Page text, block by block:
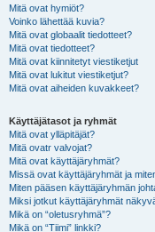
Mitä ovat hymiöt?
Voinko lähettää kuvia?
Mitä ovat globaalit tiedotteet?
Mitä ovat tiedotteet?
Mitä ovat kiinnitetyt viestiketjut
Mitä ovat lukitut viestiketjut?
Mitä ovat aiheiden kuvakkeet?
Käyttäjätasot ja ryhmät
Mitä ovat ylläpitäjät?
Mitä ovatr valvojat?
Mitä ovat käyttäjäryhmät?
Missä ovat käyttäjäryhmät ja
Miten pääsen käyttäjäryhmän
Miksi jotkut käyttäjäryhmät
Mikä on “oletusryhmä”?
Mikä on “Tiimi” linkki?